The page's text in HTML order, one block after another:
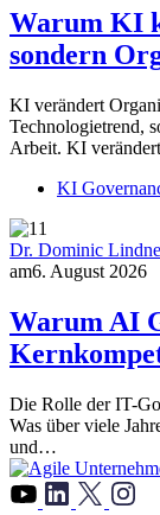
Warum KI
sondern
KI verändert
Technologietrend,
Arbeit. KI
KI
Dr. Dominic
am6. August 2026
Warum AI
Die Rolle der IT-
Was über viele
und…